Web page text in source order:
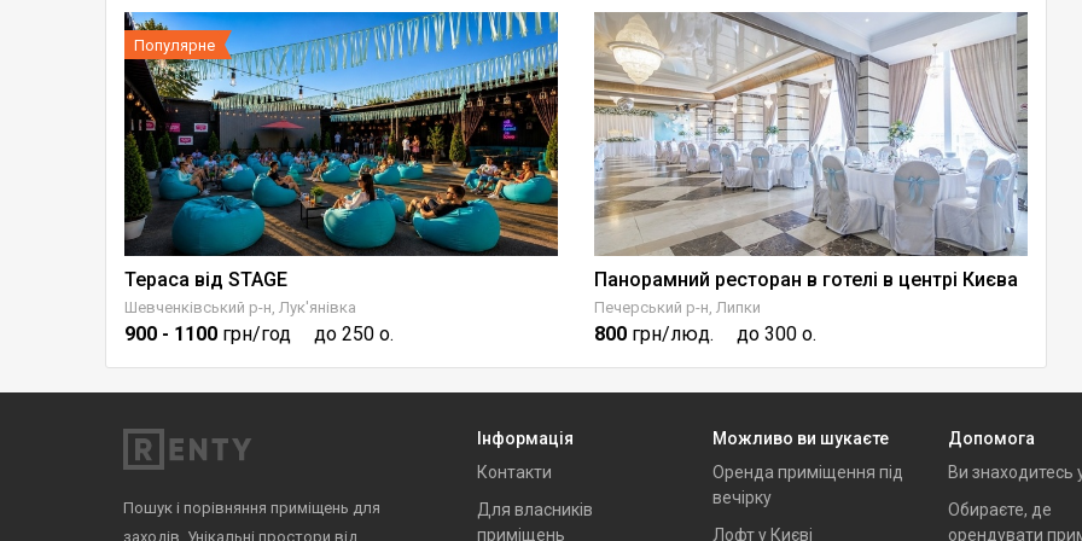
Популярне
Тераса від STAGE
Шевченківський р-н, Лук'янівка
900 - 1100 грн/год до 250 о.
Панорамний ресторан в готелі в центрі Києва
Печерський р-н, Липки
800 грн/люд. до 300 о.
Пошук і порівняння приміщень для
заходів. Унікальні простори від
Інформація
Контакти
Для власників
приміщень
Можливо ви шукаєте
Оренда приміщення під
вечірку
Лофт у Києві
Допомога
Ви знаходитесь
Обираєте, де
орендувати